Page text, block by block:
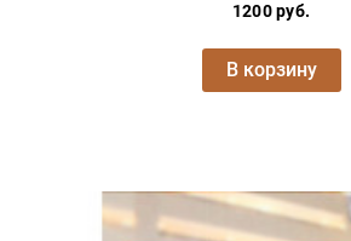
1200 руб.
В корзину